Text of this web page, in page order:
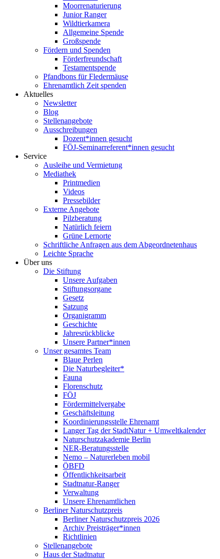
Moorrenaturierung
Junior Ranger
Wildtierkamera
Allgemeine Spende
Großspende
Fördern und Spenden
Förderfreundschaft
Testamentspende
Pfandbons für Fledermäuse
Ehrenamtlich Zeit spenden
Aktuelles
Newsletter
Blog
Stellenangebote
Ausschreibungen
Dozent*innen gesucht
FÖJ-Seminarreferent*innen gesucht
Service
Ausleihe und Vermietung
Mediathek
Printmedien
Videos
Pressebilder
Externe Angebote
Pilzberatung
Natürlich feiern
Grüne Lernorte
Schriftliche Anfragen aus dem Abgeordnetenhaus
Leichte Sprache
Über uns
Die Stiftung
Unsere Aufgaben
Stiftungsorgane
Gesetz
Satzung
Organigramm
Geschichte
Jahresrückblicke
Unsere Partner*innen
Unser gesamtes Team
Blaue Perlen
Die Naturbegleiter*
Fauna
Florenschutz
FÖJ
Fördermittelvergabe
Geschäftsleitung
Koordinierungsstelle Ehrenamt
Langer Tag der StadtNatur + Umweltkalender
Naturschutzakademie Berlin
NER-Beratungsstelle
Nemo – Naturerleben mobil
ÖBFD
Öffentlichkeitsarbeit
Stadtnatur-Ranger
Verwaltung
Unsere Ehrenamtlichen
Berliner Naturschutzpreis
Berliner Naturschutzpreis 2026
Archiv Preisträger*innen
Richtlinien
Stellenangebote
Haus der Stadtnatur